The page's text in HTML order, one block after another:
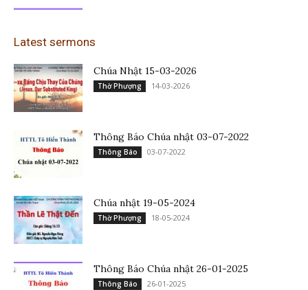
Latest sermons
Chúa Nhật 15-03-2026
Thờ Phượng 14-03-2026
Thông Báo Chúa nhật 03-07-2022
Thông Báo 03-07-2022
Chúa nhật 19-05-2024
Thờ Phượng 18-05-2024
Thông Báo Chúa nhật 26-01-2025
Thông Báo 26-01-2025